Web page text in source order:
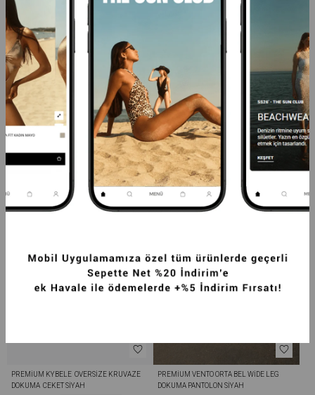
PREMIUM POLO YAKA VATKA DETAYLI
PAMUKLU FIT TIŞÖRT KAHVERENGI
1.499,99TL
SEPETTE %20 İNDİRİM
PREMIUM VENTO ORTA BEL WIDE LEG
DOKUMA PANTOLON GRI
2.249,99TL
SEPETTE %20 İNDİRİM
+4
PREMIUM KYBELE  OVERSIZE KRUVAZE
DOKUMA  CEKET SIYAH
PREMIUM VENTO ORTA BEL WIDE LEG
DOKUMA PANTOLON SIYAH